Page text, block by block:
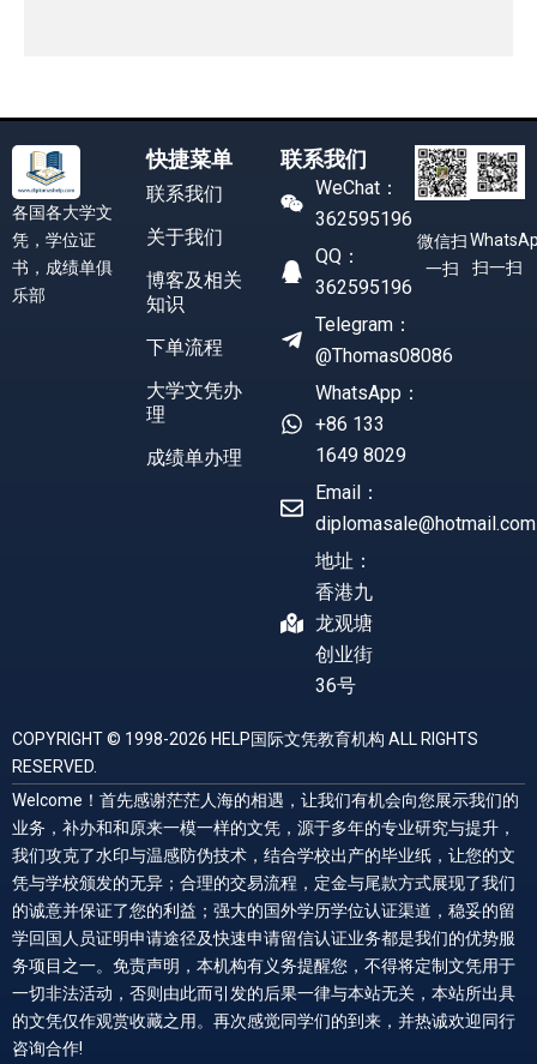
各国各大学文
凭，学位证
书，成绩单俱
乐部
快捷菜单
联系我们
关于我们
博客及相关
知识
下单流程
大学文凭办
理
成绩单办理
联系我们
WeChat：
362595196
QQ：
362595196
Telegram：
@Thomas08086
WhatsApp：
+86 133
1649 8029
Email：
diplomasale@hotmail.com
地址：
香港九
龙观塘
创业街
36号
微信扫
一扫
扫一扫
COPYRIGHT © 1998-2026 HELP国际文凭教育机构 ALL RIGHTS
RESERVED.
Welcome！首先感谢茫茫人海的相遇，让我们有机会向您展示我们的
业务，补办和和原来一模一样的文凭，源于多年的专业研究与提升，
我们攻克了水印与温感防伪技术，结合学校出产的毕业纸，让您的文
凭与学校颁发的无异；合理的交易流程，定金与尾款方式展现了我们
的诚意并保证了您的利益；强大的国外学历学位认证渠道，稳妥的留
学回国人员证明申请途径及快速申请留信认证业务都是我们的优势服
务项目之一。免责声明，本机构有义务提醒您，不得将定制文凭用于
一切非法活动，否则由此而引发的后果一律与本站无关，本站所出具
的文凭仅作观赏收藏之用。再次感觉同学们的到来，并热诚欢迎同行
咨询合作!